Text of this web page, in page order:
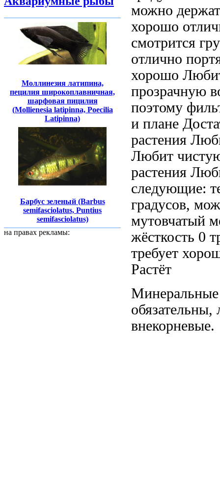
Моллинезия латипина,
пецилия широкоплавничная,
шарфовая пицилия
(Mollienesia latipinna, Poecilia
Latipinna)
Барбус зеленый (Barbus
semifasciolatus, Puntius
semifasciolatus)
на правах рекламы:
можно
хорошо
смотрится
отлично
хорошо
прозрачную
поэтому
и плане
растения
Любит
растения
следующие:
градусов,
мутовчатый
жёсткость 0
требует
Растёт
внекорневые.